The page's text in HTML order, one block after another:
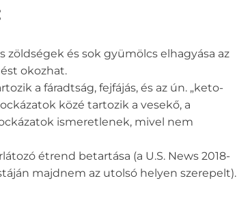
zöldségek és sok gyümölcs elhagyása az
okozhat.
a fáradtság, fejfájás, és az ún. „keto-
közé tartozik a vesekő, a
ismeretlenek, mivel nem
étrend betartása (a U.S. News 2018-
majdnem az utolsó helyen szerepelt).